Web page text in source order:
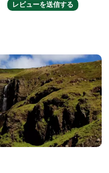
レビューを送信する